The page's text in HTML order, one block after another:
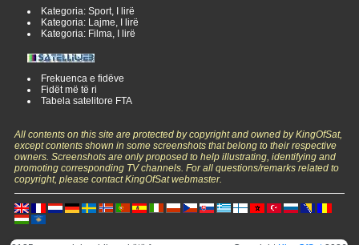
Kategoria: Sport, I lirë
Kategoria: Lajme, I lirë
Kategoria: Filma, I lirë
Frekuenca e fidëve
Fidët më të ri
Tabela satelitore FTA
All contents on this site are protected by copyright and owned by KingOfSat,
except contents shown in some screenshots that belong to their respective
owners. Screenshots are only proposed to help illustrating, identifying and
promoting corresponding TV channels. For all questions/remarks related to
copyright, please contact KingOfSat webmaster.